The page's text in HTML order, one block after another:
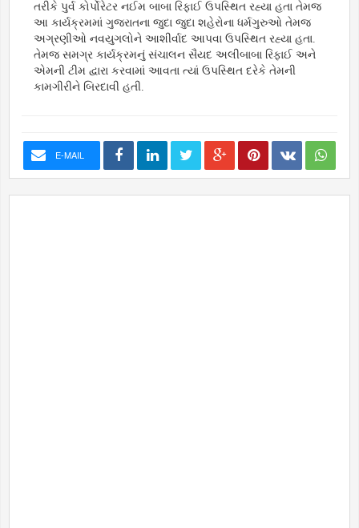
તરીકે પુર્વ કોર્પોરેટર નઈમ બાબા રિફાઈ ઉપસ્થિત રહ્યા હતા તેમજ
આ કાર્યક્રમમાં ગુજરાતના જુદા જુદા શહેરોના ધર્મગુરુઓ તેમજ
અગ્રણીઓ નવયુગલોને આશીર્વાદ આપવા ઉપસ્થિત રહ્યા હતા.
તેમજ સમગ્ર કાર્યક્રમનું સંચાલન સૈયદ અલીબાબા રિફાઈ અને
એમની ટીમ દ્વારા કરવામાં આવતા ત્યાં ઉપસ્થિત દરેકે તેમની
કામગીરીને બિરદાવી હતી.
E-MAIL